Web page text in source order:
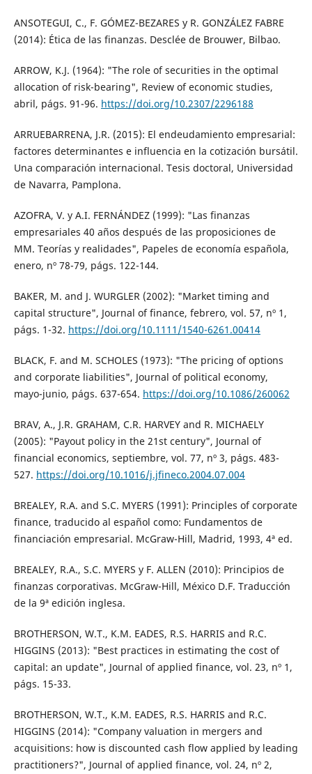
ANSOTEGUI, C., F. GÓMEZ-BEZARES y R. GONZÁLEZ FABRE
(2014): Ética de las finanzas. Desclée de Brouwer, Bilbao.
ARROW, K.J. (1964): "The role of securities in the optimal
allocation of risk-bearing", Review of economic studies,
abril, págs. 91-96. https://doi.org/10.2307/2296188
ARRUEBARRENA, J.R. (2015): El endeudamiento empresarial:
factores determinantes e influencia en la cotización bursátil.
Una comparación internacional. Tesis doctoral, Universidad
de Navarra, Pamplona.
AZOFRA, V. y A.I. FERNÁNDEZ (1999): "Las finanzas
empresariales 40 años después de las proposiciones de
MM. Teorías y realidades", Papeles de economía española,
enero, nº 78-79, págs. 122-144.
BAKER, M. and J. WURGLER (2002): "Market timing and
capital structure", Journal of finance, febrero, vol. 57, nº 1,
págs. 1-32. https://doi.org/10.1111/1540-6261.00414
BLACK, F. and M. SCHOLES (1973): "The pricing of options
and corporate liabilities", Journal of political economy,
mayo-junio, págs. 637-654. https://doi.org/10.1086/260062
BRAV, A., J.R. GRAHAM, C.R. HARVEY and R. MICHAELY
(2005): "Payout policy in the 21st century", Journal of
financial economics, septiembre, vol. 77, nº 3, págs. 483-
527. https://doi.org/10.1016/j.jfineco.2004.07.004
BREALEY, R.A. and S.C. MYERS (1991): Principles of corporate
finance, traducido al español como: Fundamentos de
financiación empresarial. McGraw-Hill, Madrid, 1993, 4ª ed.
BREALEY, R.A., S.C. MYERS y F. ALLEN (2010): Principios de
finanzas corporativas. McGraw-Hill, México D.F. Traducción
de la 9ª edición inglesa.
BROTHERSON, W.T., K.M. EADES, R.S. HARRIS and R.C.
HIGGINS (2013): "Best practices in estimating the cost of
capital: an update", Journal of applied finance, vol. 23, nº 1,
págs. 15-33.
BROTHERSON, W.T., K.M. EADES, R.S. HARRIS and R.C.
HIGGINS (2014): "Company valuation in mergers and
acquisitions: how is discounted cash flow applied by leading
practitioners?", Journal of applied finance, vol. 24, nº 2,